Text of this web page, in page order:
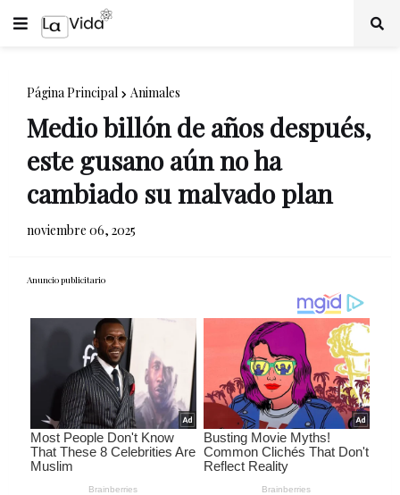
Página Principal Animales
Medio billón de años después,
este gusano aún no ha
cambiado su malvado plan
noviembre 06, 2025
Anuncio publicitario